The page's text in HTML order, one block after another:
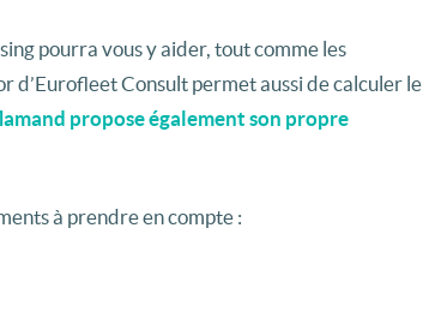
pourra vous y aider, tout comme les
d’Eurofleet Consult permet aussi de calculer le
propose également son propre
à prendre en compte :